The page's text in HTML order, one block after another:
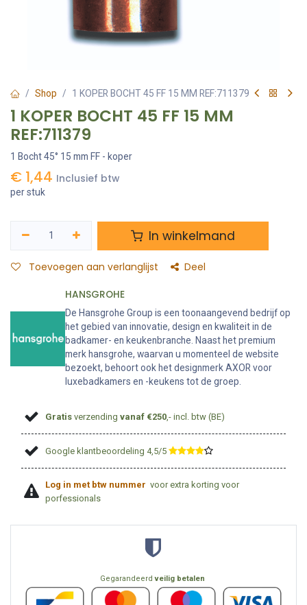
Shop 1 KOPER BOCHT 45 FF 15 MM REF:711379
1 KOPER BOCHT 45 FF 15 MM
REF:711379
1 Bocht 45° 15 mm FF - koper
€ 1,44 Inclusief btw
per stuk
In winkelmand
Toevoegen aan verlanglijst Deel
HANSGROHE
De Hansgrohe Group is een toonaangevend bedrijf op
het gebied van innovatie, design en kwaliteit in de
badkamer- en keukenbranche. Naast het premium
merk hansgrohe, waarvan u momenteel de website
bezoekt, behoort ook het designmerk AXOR voor
luxebadkamers en -keukens tot de groep.
Gratis verzendingvanaf €250 ,- incl. btw (BE)
Google klantbeoordeling 4,5/5 ​
Log in met btw nummer voor extra korting voor
porfessionals
Gegarandeerdveilig betalen